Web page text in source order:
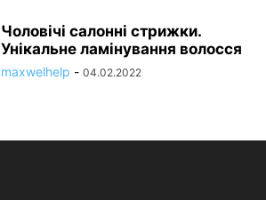
Чоловічі салонні стрижки.
Унікальне ламінування волосся
maxwelhelp - 04.02.2022